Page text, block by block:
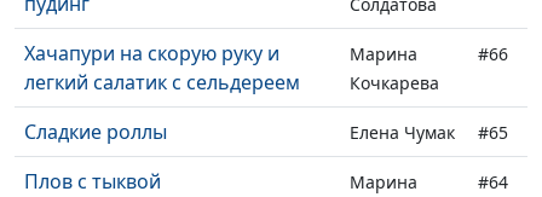
Хачапури на скорую руку и
легкий салатик с сельдереем
Марина
Кочкарева
#66
Сладкие роллы Елена Чумак #65
Плов с тыквой
Марина
#64